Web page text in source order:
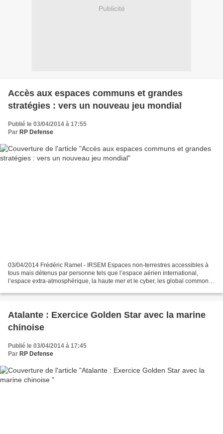
Publicité
Accès aux espaces communs et grandes
stratégies : vers un nouveau jeu mondial
Publié le 03/04/2014 à 17:55
Par RP Defense
03/04/2014 Frédéric Ramel - IRSEM Espaces non-terrestres accessibles à
tous mais détenus par personne tels que l’espace aérien international,
l’espace extra-atmosphérique, la haute mer et le cyber, les global commons
Atalante : Exercice Golden Star avec la marine
chinoise
Publié le 03/04/2014 à 17:45
Par RP Defense